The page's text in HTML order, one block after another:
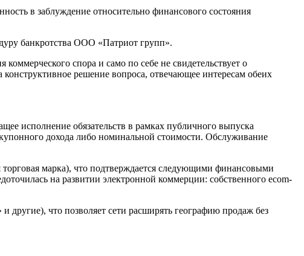
в заблуждение относительно финансового состояния
банкротства ООО «Патриот групп».
спора и само по себе не свидетельствует о
решение вопроса, отвечающее интересам обеих
исполнение обязательств в рамках публичного выпуска
дохода либо номинальной стоимости. Обслуживание
марка), что подтверждается следующими финансовыми
на развитии электронной коммерции: собственного ecom-
что позволяет сети расширять географию продаж без